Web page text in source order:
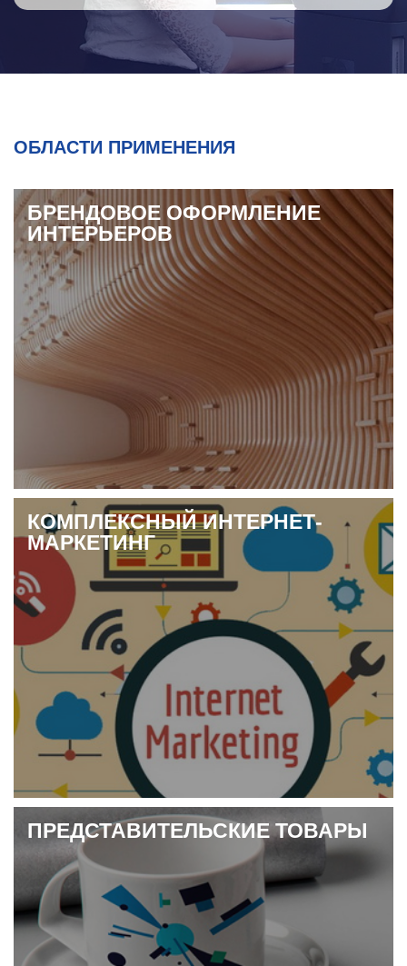
ОБЛАСТИ ПРИМЕНЕНИЯ
БРЕНДОВОЕ ОФОРМЛЕНИЕ
ИНТЕРЬЕРОВ
КОМПЛЕКСНЫЙ ИНТЕРНЕТ-
МАРКЕТИНГ
ПРЕДСТАВИТЕЛЬСКИЕ ТОВАРЫ